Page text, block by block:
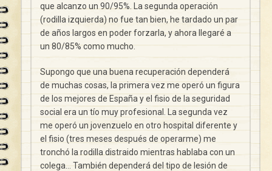
que alcanzo un 90/95%. La segunda operación
(rodilla izquierda) no fue tan bien, he tardado un par
de años largos en poder forzarla, y ahora llegaré a
un 80/85% como mucho.
Supongo que una buena recuperación dependerá
de muchas cosas, la primera vez me operó un figura
de los mejores de España y el fisio de la seguridad
social era un tío muy profesional. La segunda vez
me operó un jovenzuelo en otro hospital diferente y
el fisio (tres meses después de operarme) me
tronchó la rodilla distraido mientras hablaba con un
colega… También dependerá del tipo de lesión de